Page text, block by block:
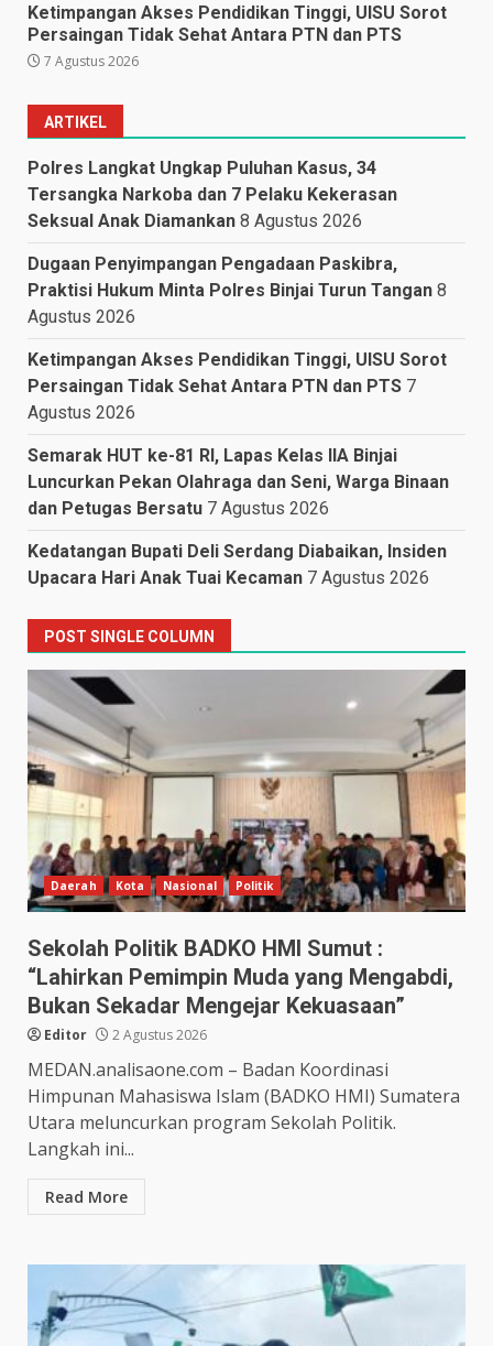
Ketimpangan Akses Pendidikan Tinggi, UISU Sorot
Persaingan Tidak Sehat Antara PTN dan PTS
7 Agustus 2026
ARTIKEL
Polres Langkat Ungkap Puluhan Kasus, 34
Tersangka Narkoba dan 7 Pelaku Kekerasan
Seksual Anak Diamankan 8 Agustus 2026
Dugaan Penyimpangan Pengadaan Paskibra,
Praktisi Hukum Minta Polres Binjai Turun Tangan 8
Agustus 2026
Ketimpangan Akses Pendidikan Tinggi, UISU Sorot
Persaingan Tidak Sehat Antara PTN dan PTS 7
Agustus 2026
Semarak HUT ke-81 RI, Lapas Kelas IIA Binjai
Luncurkan Pekan Olahraga dan Seni, Warga Binaan
dan Petugas Bersatu 7 Agustus 2026
Kedatangan Bupati Deli Serdang Diabaikan, Insiden
Upacara Hari Anak Tuai Kecaman 7 Agustus 2026
POST SINGLE COLUMN
Daerah Kota Nasional Politik
Sekolah Politik BADKO HMI Sumut :
“Lahirkan Pemimpin Muda yang Mengabdi,
Bukan Sekadar Mengejar Kekuasaan”
Editor 2 Agustus 2026
MEDAN.analisaone.com – Badan Koordinasi
Himpunan Mahasiswa Islam (BADKO HMI) Sumatera
Utara meluncurkan program Sekolah Politik.
Langkah ini...
Read More